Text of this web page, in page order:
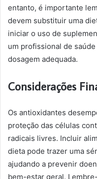
entanto, é importante
devem substituir uma
iniciar o uso de
um profissional de
dosagem adequada.
Considerações
Os antioxidantes
proteção das células
radicais livres. Incluir
dieta pode trazer uma
ajudando a prevenir
bem-estar geral.